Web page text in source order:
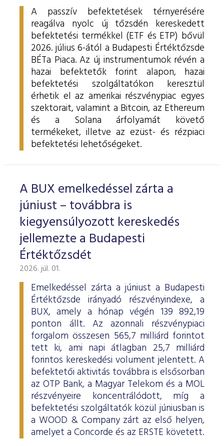
A passzív befektetések térnyerésére
reagálva nyolc új tőzsdén kereskedett
befektetési termékkel (ETF és ETP) bővül
2026. július 6-ától a Budapesti Értéktőzsde
BÉTa Piaca. Az új instrumentumok révén a
hazai befektetők forint alapon, hazai
befektetési szolgáltatókon keresztül
érhetik el az amerikai részvénypiac egyes
szektorait, valamint a Bitcoin, az Ethereum
és a Solana árfolyamát követő
termékeket, illetve az ezüst- és rézpiaci
befektetési lehetőségeket.
A BUX emelkedéssel zárta a
júniust – továbbra is
kiegyensúlyozott kereskedés
jellemezte a Budapesti
Értéktőzsdét
2026. júl. 01.
Emelkedéssel zárta a júniust a Budapesti
Értéktőzsde irányadó részvényindexe, a
BUX, amely a hónap végén 139 892,19
ponton állt. Az azonnali részvénypiaci
forgalom összesen 565,7 milliárd forintot
tett ki, ami napi átlagban 25,7 milliárd
forintos kereskedési volument jelentett. A
befektetői aktivitás továbbra is elsősorban
az OTP Bank, a Magyar Telekom és a MOL
részvényeire koncentrálódott, míg a
befektetési szolgáltatók közül júniusban is
a WOOD & Company zárt az első helyen,
amelyet a Concorde és az ERSTE követett.